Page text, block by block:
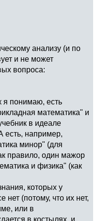
анализу (и по
и не может
вопроса:
я понимаю, есть
математика" и
в идеале
есть, например,
минор" (для
правило, один мажор
и физика" (как
которых у
нет (потому, что их нет,
или в
в костылях, и